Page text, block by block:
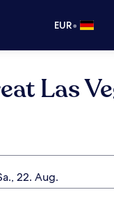
EUR•
Las